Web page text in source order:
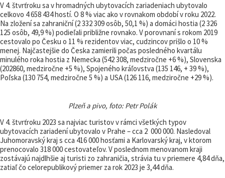
V 4. štvrťroku sa v hromadných ubytovacích zariadeniach ubytovalo
celkovo 4 658 434 hostí. O 8 % viac ako v rovnakom období v roku 2022.
Na zložení sa zahraniční (2 332 309 osôb, 50,1 %) a domáci hostia (2 326
125 osôb, 49,9 %) podieľali približne rovnako. V porovnaní s rokom 2019
cestovalo po Česku o 11 % rezidentov viac, cudzincov prišlo o 10 %
menej. Najčastejšie do Česka zamierili počas posledného kvartálu
minulého roka hostia z Nemecka (542 308, medziročne +6 %), Slovenska
(202860, medziročne +5 %), Spojeného kráľovstva (135 146, + 39 %),
Poľska (130 754, medziročne 5 %) a USA (126 116, medziročne +29 %).
Plzeň a pivo, foto: Petr Polák
V 4. štvrťroku 2023 sa najviac turistov v rámci všetkých typov
ubytovacích zariadení ubytovalo v Prahe – cca 2 000 000. Nasledoval
Juhomoravský kraj s cca 416 000 hosťami a Karlovarský kraj, v ktorom
prenocovalo 318 000 cestovateľov. V poslednom menovanom kraji
zostávajú najdlhšie aj turisti zo zahraničia, strávia tu v priemere 4,84 dňa,
zatiaľ čo celorepublikový priemer za rok 2023 je 3,44 dňa.